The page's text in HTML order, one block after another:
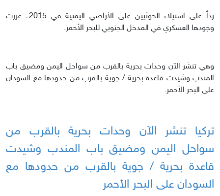
رداً على استيلاء الحوثيين على الأراضي اليمنية في 2015، عززت
وجودها العسكري في المدخل الجنوبي للبحر الأحمر.
وهي تنشر الآن وحدات بحرية بالقرب من سواحل اليمن ومضيق باب
المندب وشيدت قاعدة بحرية / جوية بالقرب من حدودها مع السودان
على البحر الأحمر.
تركيا تنشر الآن وحدات بحرية بالقرب من
سواحل اليمن ومضيق باب المندب وشيدت
قاعدة بحرية / جوية بالقرب من حدودها مع
السودان على البحر الأحمر